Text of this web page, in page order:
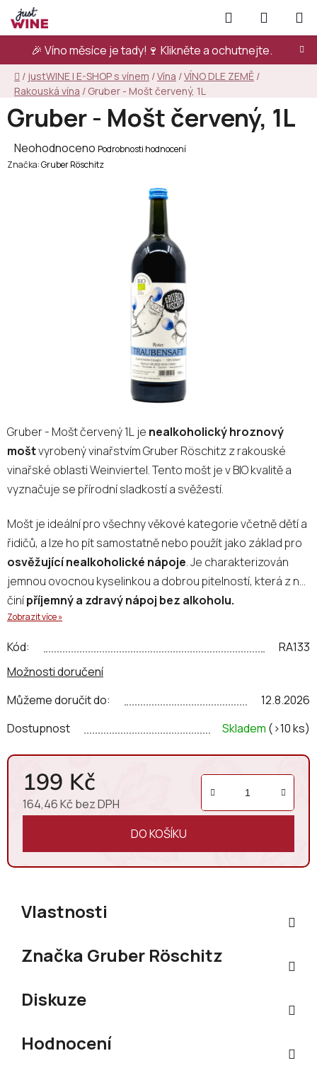
Přejít
na
obsah
🎉 Víno měsíce je tady!🍷 Klikněte a ochutnejte.
Hledat
KOŠÍK
Domů
/ justWINE | E-SHOP s vínem /Vína /VÍNO DLE ZEMĚ /
Rakouská vína / Gruber - Mošt červený, 1L
Gruber - Mošt červený 1L je nealkoholický hroznový
moštvyrobený vinařstvím Gruber Röschitz z rakouské
vinařské oblasti Weinviertel. Tento mošt je v BIO kvalitě a
vyznačuje se přírodní sladkostí a svěžestí.
Mošt je ideální pro všechny věkové kategorie včetně dětí a
řidičů, a lze ho pít samostatně nebo použít jako základ pro
osvěžující nealkoholické nápoje. Je charakterizován
jemnou ovocnou kyselinkou a dobrou pitelností, která z něj
činípříjemný a zdravý nápoj bez alkoholu.
Zobrazit více »
Dostupnost Skladem (>10 ks)
Můžeme doručit do: 12.8.2026
Možnosti doručení
Kód: RA133
199 Kč
164,46 Kč bez DPH
DO KOŠÍKU
Gruber - Mošt červený, 1L
Průměrné
hodnocení
Neohodnoceno Podrobnosti hodnocení
Značka:Gruber Röschitz
Vlastnosti
Značka Gruber Röschitz
Diskuze
Hodnocení